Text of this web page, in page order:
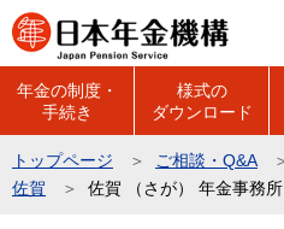
こ
の
の
年金の制度・
手続き
様式の
ダウンロード
トップページ ご相談・Q&A
佐賀
佐賀 （さが） 年金事務所